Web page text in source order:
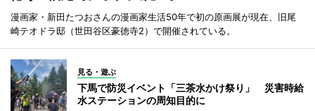
漫画家・新田たつおさんの漫画家生活50年で初の原画展が現在、旧尾
崎テオドラ邸（世田谷区豪徳寺2）で開催されている。
見る・遊ぶ
下馬で防災イベント「三茶水かけ祭り」 災害時給
水ステーションの周知目的に